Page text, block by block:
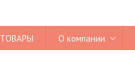
ТОВАРЫ О компании